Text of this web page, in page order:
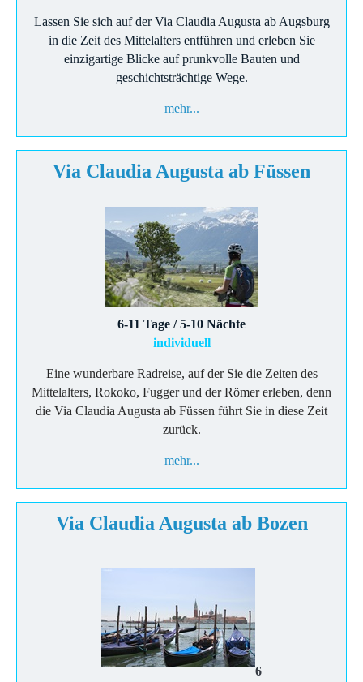
Lassen Sie sich auf der Via Claudia Augusta ab Augsburg
in die Zeit des Mittelalters entführen und erleben Sie
einzigartige Blicke auf prunkvolle Bauten und
geschichtsträchtige Wege.
mehr...
Via Claudia Augusta ab Füssen
6-11 Tage / 5-10 Nächte
individuell
Eine wunderbare Radreise, auf der Sie die Zeiten des
Mittelalters, Rokoko, Fugger und der Römer erleben, denn
die Via Claudia Augusta ab Füssen führt Sie in diese Zeit
zurück.
mehr...
​Via Claudia Augusta ab Bozen
6